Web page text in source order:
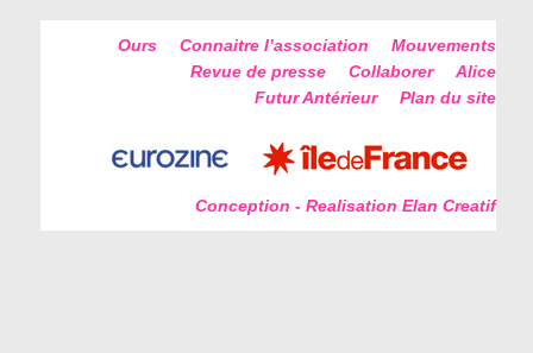
Ours Connaitre l’association
Mouvements
Revue de presse
Collaborer
Alice
Futur Antérieur
Plan du site
Conception - Realisation Elan Creatif